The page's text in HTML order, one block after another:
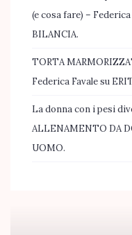
(e cosa fare) – Federica
BILANCIA.
TORTA
Federica Favalesu
La donna con i pesi
ALLENAMENTO DA
UOMO.